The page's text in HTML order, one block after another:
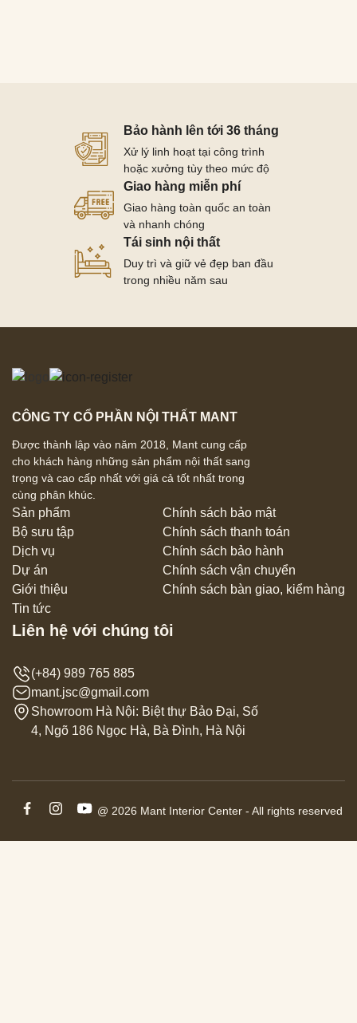
Bảo hành lên tới 36 tháng
Xử lý linh hoạt tại công trình
hoặc xưởng tùy theo mức độ
Giao hàng miễn phí
Giao hàng toàn quốc an toàn
và nhanh chóng
Tái sinh nội thất
Duy trì và giữ vẻ đẹp ban đầu
trong nhiều năm sau
CÔNG TY CỔ PHẦN NỘI THẤT MANT
Được thành lập vào năm 2018, Mant cung cấp
cho khách hàng những sản phẩm nội thất sang
trọng và cao cấp nhất với giá cả tốt nhất trong
cùng phân khúc.
Sản phẩm
Bộ sưu tập
Dịch vụ
Dự án
Giới thiệu
Tin tức
Chính sách bảo mật
Chính sách thanh toán
Chính sách bảo hành
Chính sách vận chuyển
Chính sách bàn giao, kiểm hàng
Liên hệ với chúng tôi
(+84) 989 765 885
mant.jsc@gmail.com
Showroom Hà Nội: Biệt thự Bảo Đại, Số
4, Ngõ 186 Ngọc Hà, Bà Đình, Hà Nội
@ 2026 Mant Interior Center - All rights reserved